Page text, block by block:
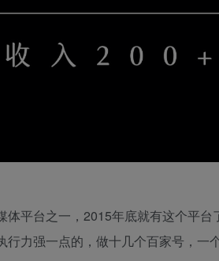
平台之一，2015年底就有这个平台
力强一点的，做十几个百家号，一